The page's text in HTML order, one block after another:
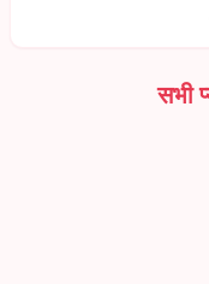
सभी